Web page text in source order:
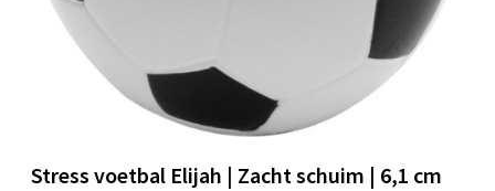
Stress voetbal Elijah | Zacht schuim | 6,1 cm